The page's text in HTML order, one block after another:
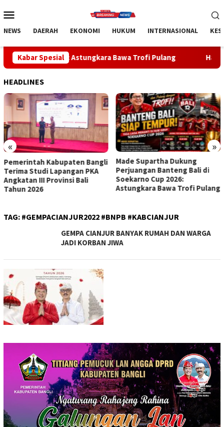
ke
Mobile
NEWS DAERAH EKONOMI HUKUM INTERNASIONAL
Kabar Spesial
Astungkara Bawa Trofi Pulang Handball Bali Juara
HEADLINES
« »
Made Supartha Dukung
Perjuangan Banteng Bali di
Soekarno Cup 2026:
Astungkara Bawa Trofi Pulang
Handball Bali Juara Kejurnas
U-19 2026, Regenerasi Atlet
Muda Mulai Berbuah Prestasi
TAG: #GEMPACIANJUR2022 #BNPB #KABCIANJUR
GEMPA CIANJUR BANYAK RUMAH DAN WARGA
JADI KORBAN JIWA